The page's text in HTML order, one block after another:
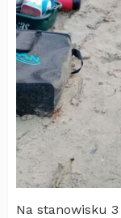
Na stanowisku